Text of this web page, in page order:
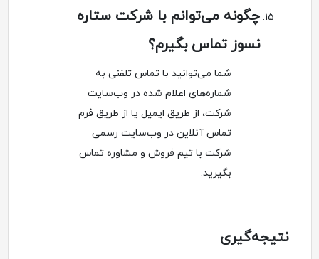
چگونه می‌توانم با شرکت ستاره
نسوز تماس بگیرم؟
شما می‌توانید با تماس تلفنی به
شماره‌های اعلام شده در وب‌سایت
شرکت، از طریق ایمیل یا از طریق فرم
تماس آنلاین در وب‌سایت رسمی
شرکت با تیم فروش و مشاوره تماس
بگیرید.
نتیجه‌گیری